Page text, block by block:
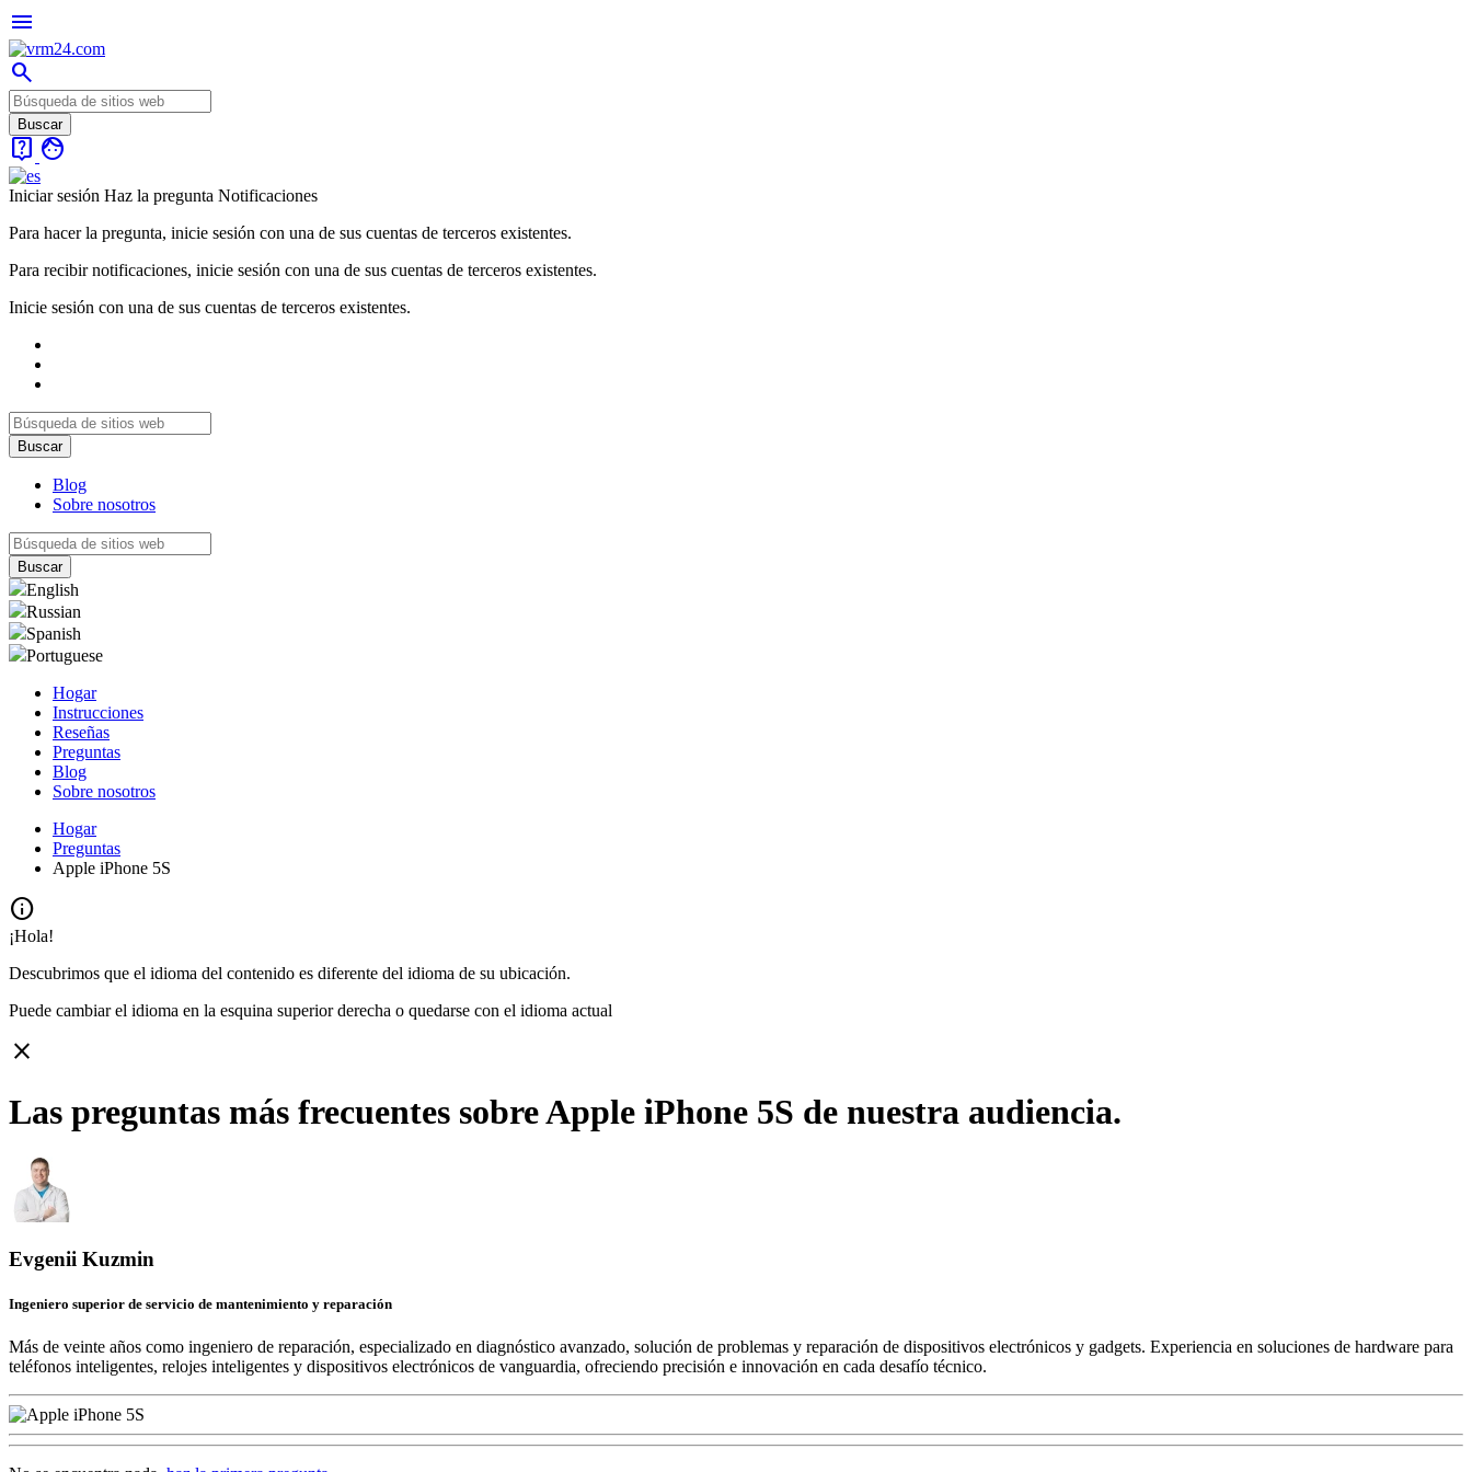
menu
search
live_help face
Iniciar sesión Haz la pregunta Notificaciones
Para hacer la pregunta, inicie sesión con una de sus cuentas de terceros existentes.
Para recibir notificaciones, inicie sesión con una de sus cuentas de terceros existentes.
Inicie sesión con una de sus cuentas de terceros existentes.
Blog
Sobre nosotros
English
Russian
Spanish
Portuguese
Hogar
Instrucciones
Reseñas
Preguntas
Blog
Sobre nosotros
Hogar
Preguntas
Apple iPhone 5S
info
¡Hola!
Descubrimos que el idioma del contenido es diferente del idioma de su ubicación.
Puede cambiar el idioma en la esquina superior derecha o quedarse con el idioma actual
close
Las preguntas más frecuentes sobre Apple iPhone 5S de nuestra audiencia.
Evgenii Kuzmin
Ingeniero superior de servicio de mantenimiento y reparación
Más de veinte años como ingeniero de reparación, especializado en diagnóstico avanzado, solución de problemas y reparación de dispositivos electrónicos y gadgets. Experiencia en soluciones de hardware para
teléfonos inteligentes, relojes inteligentes y dispositivos electrónicos de vanguardia, ofreciendo precisión e innovación en cada desafío técnico.